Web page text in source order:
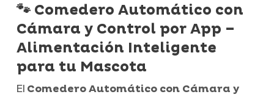
🐾 Comedero Automático con
Cámara y Control por App –
Alimentación Inteligente
para tu Mascota
El Comedero Automático con Cámara y